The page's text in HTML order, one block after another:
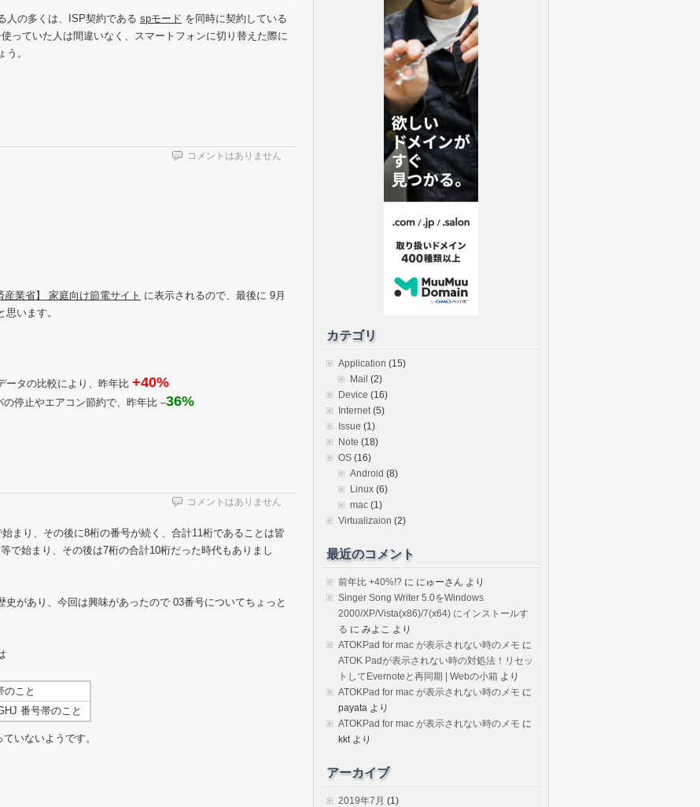
人の多くは、ISP契約である spモード を同時に契約している
っていた人は間違いなく、スマートフォンに切り替えた際に
。
コメントはありません
業省】 家庭向け節電サイト に表示されるので、最後に 9月
います。
ータの比較により、昨年比 +40%
停止やエアコン節約で、昨年比 –36%
コメントはありません
まり、その後に8桁の番号が続く、合計11桁であることは皆
で始まり、その後は7桁の合計10桁だった時代もありまし
があり、今回は興味があったので 03番号についてちょっと
のこと
番号帯のこと
いないようです。
カテゴリ
Application (15)
Mail (2)
Device (16)
Internet(5)
Issue (1)
Note (18)
OS (16)
Android (8)
Linux (6)
mac (1)
Virtualizaion (2)
最近のコメント
前年比 +40%!? に にゅーさん より
Singer Song Writer 5.0をWindows
2000/XP/Vista(x86)/7(x64) にインストールす
る に みよこ より
ATOKPad for mac が表示されない時のメモ に
ATOK Padが表示されない時の対処法！リセッ
トしてEvernoteと再同期 | Webの小箱 より
ATOKPad for mac が表示されない時のメモ に
payata より
ATOKPad for mac が表示されない時のメモ に
kktより
アーカイブ
2019年7月 (1)